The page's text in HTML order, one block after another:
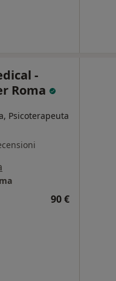
-
Roma
Psicoterapeuta
90 €